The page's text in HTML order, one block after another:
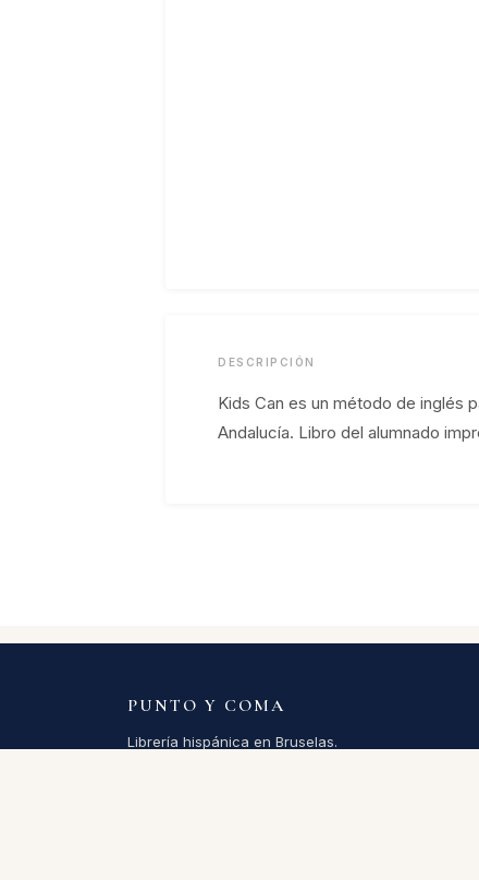
DESCRIPCIÓN
Kids Can es un método de inglés
Andalucía. Libro del alumnado
PUNTO Y COMA
Librería hispánica en Bruselas.